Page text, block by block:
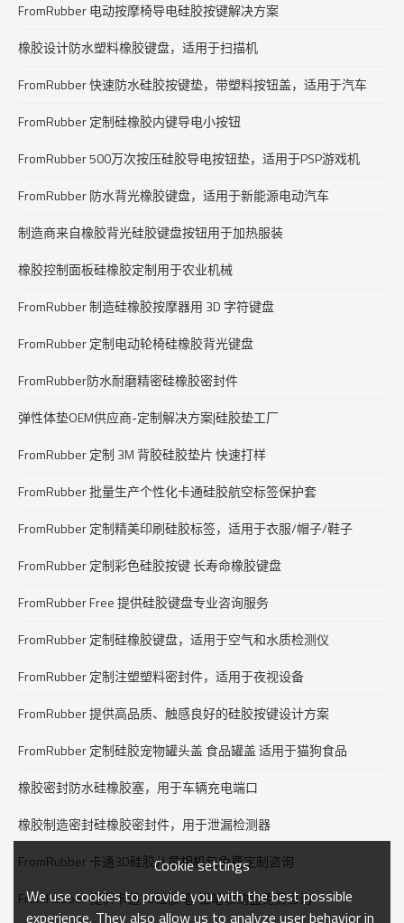
FromRubber 电动按摩椅导电硅胶按键解决方案
橡胶设计防水塑料橡胶键盘，适用于扫描机
FromRubber 快速防水硅胶按键垫，带塑料按钮盖，适用于汽车
FromRubber 定制硅橡胶内键导电小按钮
FromRubber 500万次按压硅胶导电按钮垫，适用于PSP游戏机
FromRubber 防水背光橡胶键盘，适用于新能源电动汽车
制造商来自橡胶背光硅胶键盘按钮用于加热服装
橡胶控制面板硅橡胶定制用于农业机械
FromRubber 制造硅橡胶按摩器用 3D 字符键盘
FromRubber 定制电动轮椅硅橡胶背光键盘
FromRubber防水耐磨精密硅橡胶密封件
弹性体垫OEM供应商-定制解决方案|硅胶垫工厂
FromRubber 定制 3M 背胶硅胶垫片 快速打样
FromRubber 批量生产个性化卡通硅胶航空标签保护套
FromRubber 定制精美印刷硅胶标签，适用于衣服/帽子/鞋子
FromRubber 定制彩色硅胶按键 长寿命橡胶键盘
FromRubber Free 提供硅胶键盘专业咨询服务
FromRubber 定制硅橡胶键盘，适用于空气和水质检测仪
FromRubber 定制注塑塑料密封件，适用于夜视设备
FromRubber 提供高品质、触感良好的硅胶按键设计方案
FromRubber 定制硅胶宠物罐头盖 食品罐盖 适用于猫狗食品
橡胶密封防水硅橡胶塞，用于车辆充电端口
橡胶制造密封硅橡胶密封件，用于泄漏检测器
FromRubber 卡通3D硅胶儿童相机包免费定制咨询
FromRubber 提供卡通3D硅胶笔/铅笔收纳盒免费咨询
Cookie settings
We use cookies to provide you with the best possible
experience. They also allow us to analyze user behavior in